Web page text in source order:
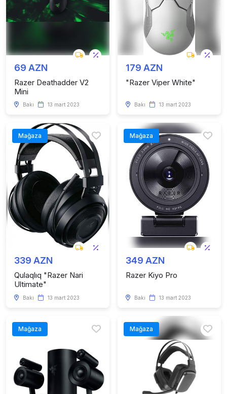
69 AZN
Razer Deathadder V2
Mini
Bakı 13 mart 2023
179 AZN
"Razer Viper White"
Bakı 13 mart 2023
Mağaza
339 AZN
Qulaqlıq "Razer Nari
Ultimate"
Bakı 13 mart 2023
Mağaza
349 AZN
Razer Kiyo Pro
Bakı 13 mart 2023
Mağaza Mağaza